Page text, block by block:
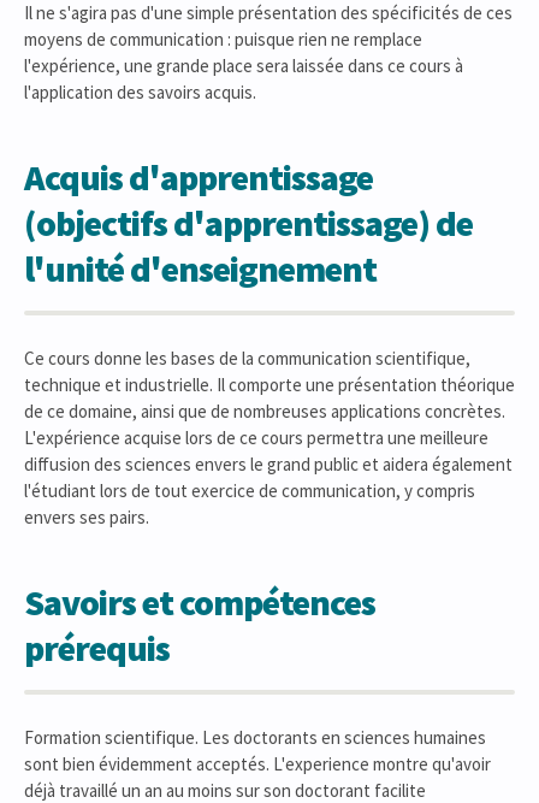
Il ne s'agira pas d'une simple présentation des spécificités de ces
moyens de communication : puisque rien ne remplace
l'expérience, une grande place sera laissée dans ce cours à
l'application des savoirs acquis.
Acquis d'apprentissage
(objectifs d'apprentissage) de
l'unité d'enseignement
Ce cours donne les bases de la communication scientifique,
technique et industrielle. Il comporte une présentation théorique
de ce domaine, ainsi que de nombreuses applications concrètes.
L'expérience acquise lors de ce cours permettra une meilleure
diffusion des sciences envers le grand public et aidera également
l'étudiant lors de tout exercice de communication, y compris
envers ses pairs.
Savoirs et compétences
prérequis
Formation scientifique. Les doctorants en sciences humaines
sont bien évidemment acceptés. L'experience montre qu'avoir
déjà travaillé un an au moins sur son doctorant facilite